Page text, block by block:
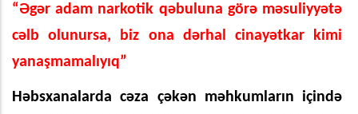
“Əgər adam narkotik qəbuluna görə məsuliyyətə
cəlb olunursa, biz ona dərhal cinayətkar kimi
yanaşmamalıyıq”
Həbsxanalarda cəza çəkən məhkumların içində